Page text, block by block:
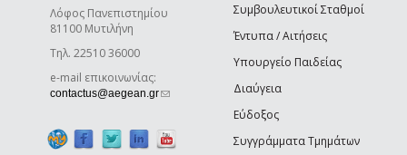
Λόφος Πανεπιστημίου
81100 Μυτιλήνη
Τηλ. 22510 36000
e-mail επικοινωνίας:
contactus@aegean.gr(link sends e-mail)
Συμβουλευτικοί Σταθμοί
Έντυπα / Αιτήσεις
Υπουργείο Παιδείας
Διαύγεια
Εύδοξος
Συγγράμματα Τμημάτων